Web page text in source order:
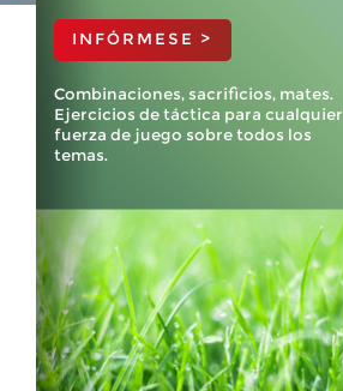
INFÓRMESE >
Combinaciones, sacrificios, mates.
Ejercicios de táctica para cualquier
fuerza de juego sobre todos los
temas.